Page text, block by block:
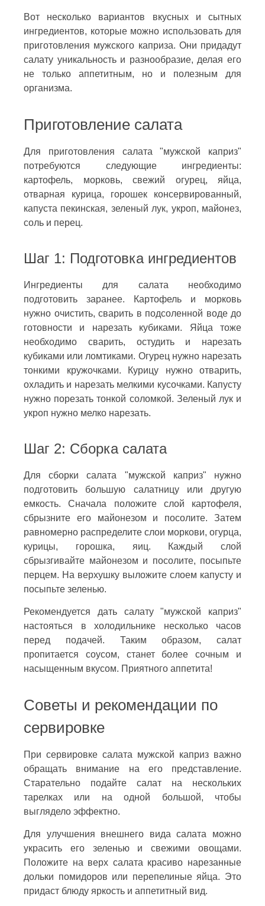
Вот несколько вариантов вкусных и сытных
ингредиентов, которые можно использовать для
приготовления мужского каприза. Они придадут
салату уникальность и разнообразие, делая его
не только аппетитным, но и полезным для
организма.
Приготовление салата
Для приготовления салата "мужской каприз"
потребуются следующие ингредиенты:
картофель, морковь, свежий огурец, яйца,
отварная курица, горошек консервированный,
капуста пекинская, зеленый лук, укроп, майонез,
соль и перец.
Шаг 1: Подготовка ингредиентов
Ингредиенты для салата необходимо
подготовить заранее. Картофель и морковь
нужно очистить, сварить в подсоленной воде до
готовности и нарезать кубиками. Яйца тоже
необходимо сварить, остудить и нарезать
кубиками или ломтиками. Огурец нужно нарезать
тонкими кружочками. Курицу нужно отварить,
охладить и нарезать мелкими кусочками. Капусту
нужно порезать тонкой соломкой. Зеленый лук и
укроп нужно мелко нарезать.
Шаг 2: Сборка салата
Для сборки салата "мужской каприз" нужно
подготовить большую салатницу или другую
емкость. Сначала положите слой картофеля,
сбрызните его майонезом и посолите. Затем
равномерно распределите слои моркови, огурца,
курицы, горошка, яиц. Каждый слой
сбрызгивайте майонезом и посолите, посыпьте
перцем. На верхушку выложите слоем капусту и
посыпьте зеленью.
Рекомендуется дать салату "мужской каприз"
настояться в холодильнике несколько часов
перед подачей. Таким образом, салат
пропитается соусом, станет более сочным и
насыщенным вкусом. Приятного аппетита!
Советы и рекомендации по
сервировке
При сервировке салата мужской каприз важно
обращать внимание на его представление.
Старательно подайте салат на нескольких
тарелках или на одной большой, чтобы
выглядело эффектно.
Для улучшения внешнего вида салата можно
украсить его зеленью и свежими овощами.
Положите на верх салата красиво нарезанные
дольки помидоров или перепелиные яйца. Это
придаст блюду яркость и аппетитный вид.